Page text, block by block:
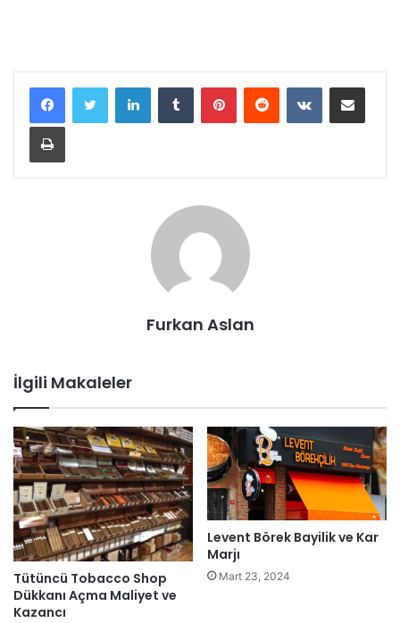
LinkedInTumblr PinterestReddit VKontakteE-Posta ile paylaş
Yazdır
Furkan Aslan
İlgili Makaleler
Tütüncü Tobacco Shop
Dükkanı Açma Maliyet ve
Kazancı
Levent Börek Bayilik ve Kar
Marjı
Mart 23, 2024